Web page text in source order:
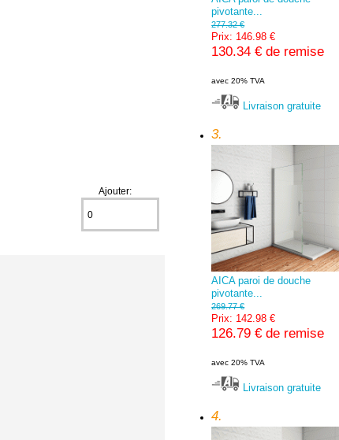
Ajouter:
pivotante...
277.32 €
Prix: 146.98 €
130.34 € de remise
avec 20% TVA
Livraison gratuite
3.
AICA paroi de douche
pivotante...
269.77 €
Prix: 142.98 €
126.79 € de remise
avec 20% TVA
Livraison gratuite
4.